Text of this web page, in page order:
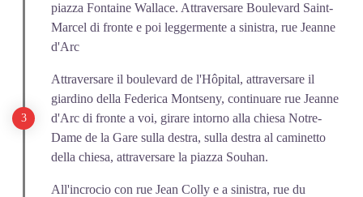
piazza Fontaine Wallace. Attraversare Boulevard Saint-
Marcel di fronte e poi leggermente a sinistra, rue Jeanne
d'Arc
Attraversare il boulevard de l'Hôpital, attraversare il
giardino della Federica Montseny, continuare rue Jeanne
d'Arc di fronte a voi, girare intorno alla chiesa Notre-
Dame de la Gare sulla destra, sulla destra al caminetto
della chiesa, attraversare la piazza Souhan.
All'incrocio con rue Jean Colly e a sinistra, rue du